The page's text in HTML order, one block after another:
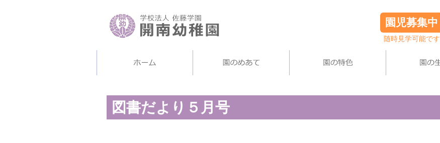
園児募集中
随時見学可能です
図書だより５月号